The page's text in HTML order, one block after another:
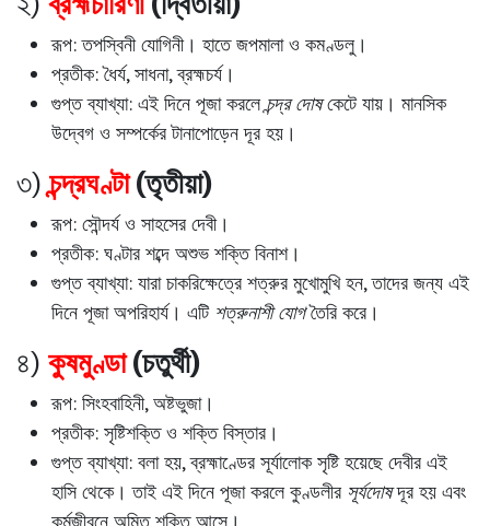
রূপ: তপস্বিনী যোগিনী। হাতে জপমালা ও কমণ্ডলু।
প্রতীক: ধৈর্য, সাধনা, ব্রহ্মচর্য।
গুপ্ত ব্যাখ্যা: এই দিনে পূজা করলেচন্দ্র দোষকেটে যায়। মানসিক
উদ্বেগ ও সম্পর্কের টানাপোড়েন দূর হয়।
৩)চন্দ্রঘণ্টা(তৃতীয়া)
রূপ: সৌন্দর্য ও সাহসের দেবী।
প্রতীক: ঘণ্টার শব্দে অশুভ শক্তি বিনাশ।
গুপ্ত ব্যাখ্যা: যারা চাকরিক্ষেত্রে শত্রুর মুখোমুখি হন, তাদের জন্য এই
দিনে পূজা অপরিহার্য। এটি শত্রুনাশী যোগতৈরি করে।
৪) কুষমুণ্ডা(চতুর্থী)
রূপ: সিংহবাহিনী, অষ্টভুজা।
প্রতীক: সৃষ্টিশক্তি ও শক্তি বিস্তার।
গুপ্ত ব্যাখ্যা: বলা হয়, ব্রহ্মাণ্ডের সূর্যালোক সৃষ্টি হয়েছে দেবীর এই
হাসি থেকে। তাই এই দিনে পূজা করলে কুণ্ডলীর সূর্যদোষদূর হয় এবং